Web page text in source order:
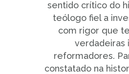
sentido crítico do
teólogo fiel a
com rigor que
verdadeiras
reformadores.
constatado na